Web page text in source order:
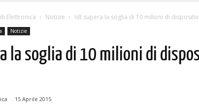
Elettronica Notizie Idt supera la soglia di 10 milioni di
Notizie
la soglia di 10 milioni di
- 15 Aprile 2015